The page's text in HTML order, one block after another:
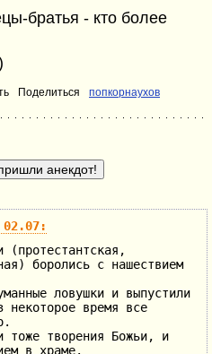
братья - кто более
Поделиться попкорнаухов
02.07:
(протестантская,
боролись с нашествием
ловушки и выпустили
время все
тоже творения Божьи, и
в храме.